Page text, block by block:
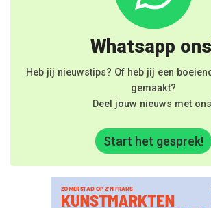
Whatsapp
Heb jij nieuwstips? Of heb jij een
gemaakt?
Deel jouw nieuws met
Start het gesprek!